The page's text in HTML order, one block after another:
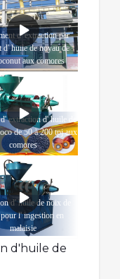
d' extraction par
d' huile de noyau de
aux comores
extraction d' huile de
de 50 à 200 tpj aux
comores
d' huile de noix de
l' ingestion en
malaisie
d'huile de